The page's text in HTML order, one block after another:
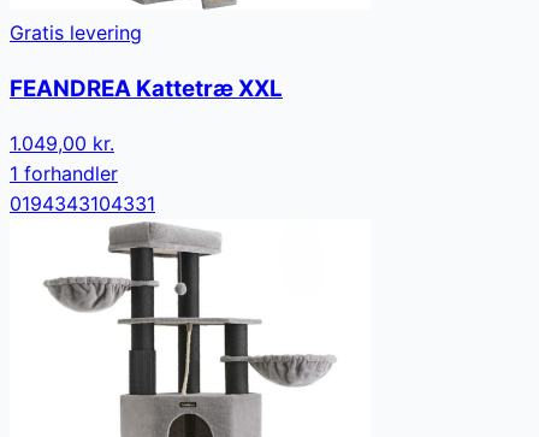
Gratis levering
FEANDREA Kattetræ XXL
1.049,00 kr.
1 forhandler
0194343104331